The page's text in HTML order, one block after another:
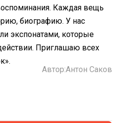
Каждая вещь
биографию. У нас
экспонатами, которые
Приглашаю всех
Автор:Антон Саков